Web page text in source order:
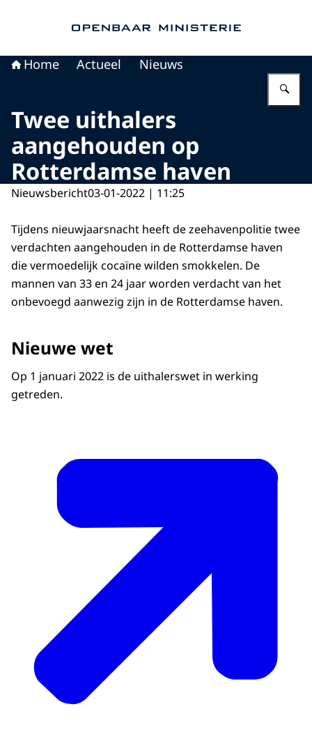
Home Actueel Nieuws
Twee uithalers
aangehouden op
Rotterdamse haven
Nieuwsbericht03-01-2022 | 11:25
Tijdens nieuwjaarsnacht heeft de zeehavenpolitie twee
verdachten aangehouden in de Rotterdamse haven
die vermoedelijk cocaïne wilden smokkelen. De
mannen van 33 en 24 jaar worden verdacht van het
onbevoegd aanwezig zijn in de Rotterdamse haven.
Nieuwe wet
Op 1 januari 2022 is de uithalerswet in werking
getreden.